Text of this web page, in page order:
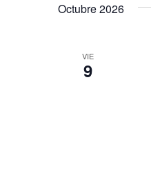
Octubre 2026
VIE
9